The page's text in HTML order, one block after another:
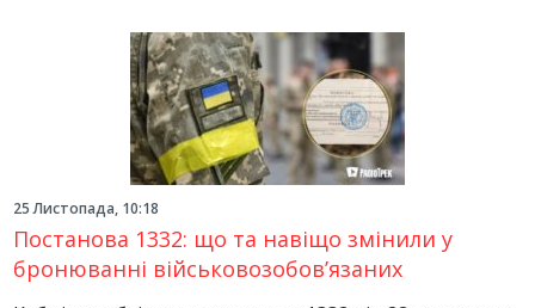
25 Листопада, 10:18
Постанова 1332: що та навіщо змінили у
бронюванні військовозобов’язаних